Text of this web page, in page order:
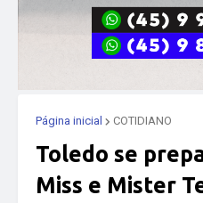
Página inicial COTIDIANO
Toledo se
Miss e Mister